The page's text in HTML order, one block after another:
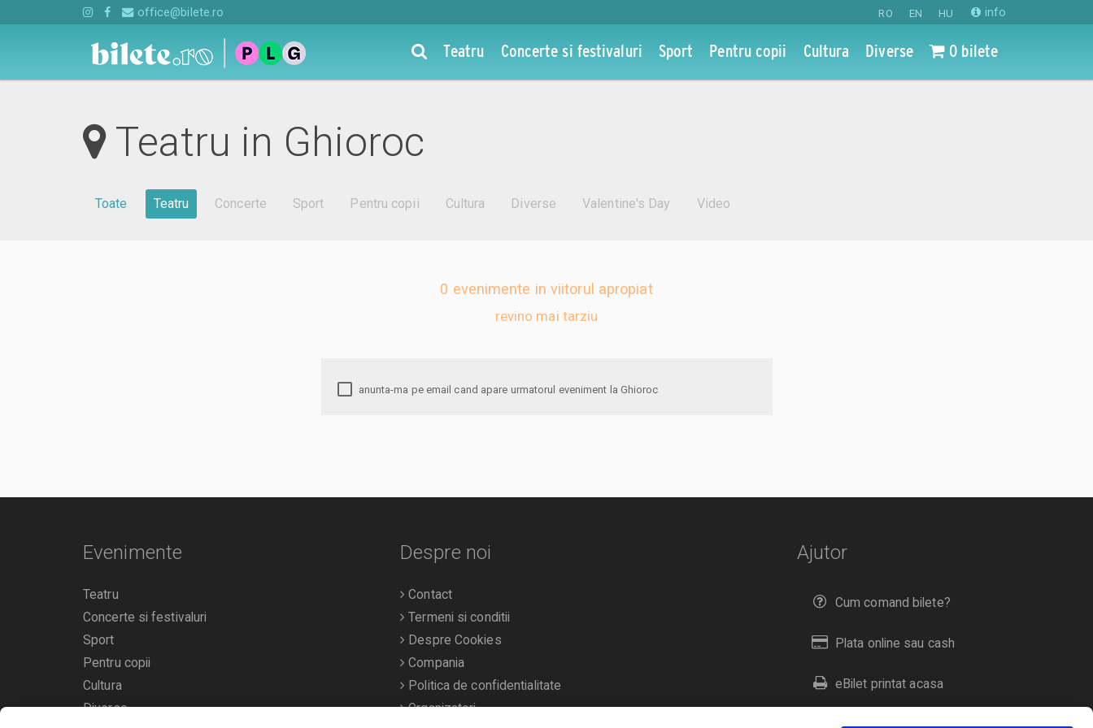
RO EN HU info
office@bilete.ro
Teatru Concerte si festivaluri Sport Pentru copii Cultura Diverse 0 bilete
Teatru in Ghioroc
Toate Teatru Concerte Sport Pentru copii Cultura Diverse Valentine's Day Video
0 evenimente in viitorul apropiat
revino mai tarziu
anunta-ma pe email cand apare urmatorul eveniment la Ghioroc
Ajutor
Cum comand bilete?
Plata online sau cash
eBilet printat acasa
Livrare prin curier
Evenimente
Teatru
Concerte si festivaluri
Sport
Pentru copii
Cultura
Diverse
Despre noi
Contact
Termeni si conditii
Despre Cookies
Compania
Politica de confidentialitate
Organizatori